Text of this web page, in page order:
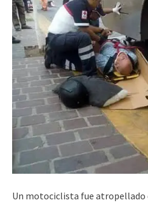
Un motociclista fue atropellado